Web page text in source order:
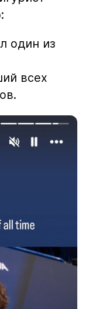
один из
всех